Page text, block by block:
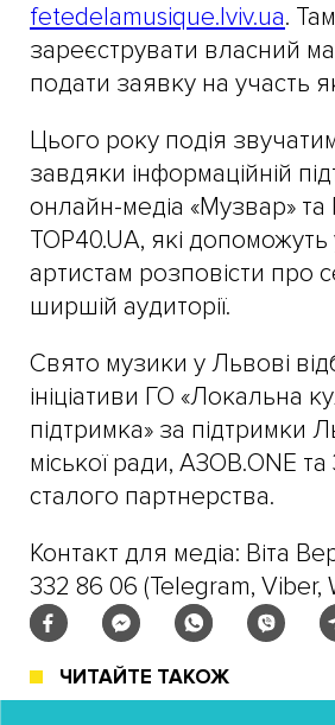
fetedelamusique.lviv.ua.
зареєструвати власний
подати заявку на участь
Цього року подія
завдяки інформаційній
онлайн-медіа «Музвар» та
TOP40.UA, які допоможуть
артистам розповісти про
ширшій аудиторії.
Свято музики у Львові
ініціативи ГО «Локальна
підтримка» за підтримки
міської ради, АЗОВ.ONE
сталого партнерства.
Контакт для медіа: Віта
332 86 06 (Telegram, Viber,
ЧИТАЙТЕ ТАКОЖ